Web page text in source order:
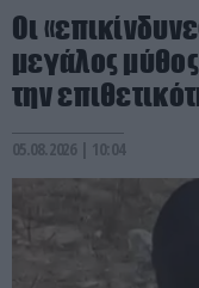
Οι
μεγάλος
την
05.08.2026 | 10:04